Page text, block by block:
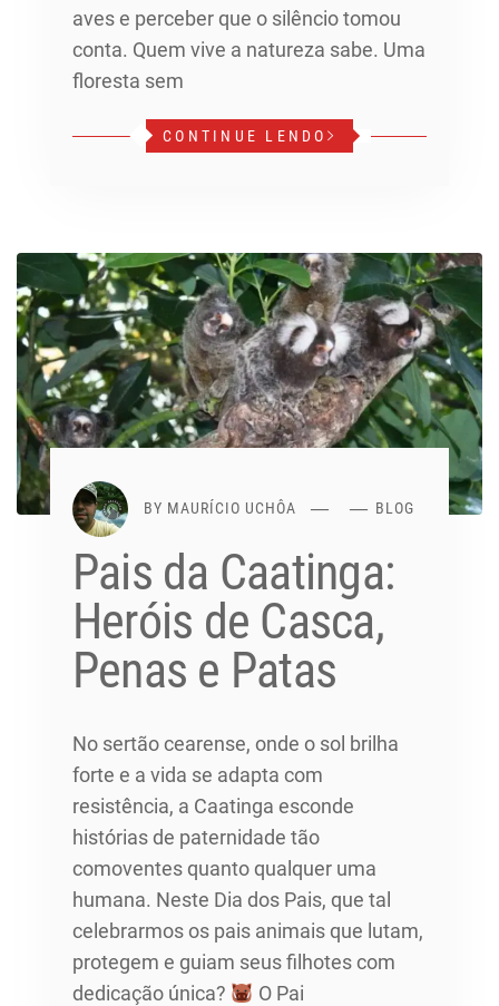
aves e perceber que o silêncio tomou
conta. Quem vive a natureza sabe. Uma
floresta sem
CONTINUE LENDO
BY MAURÍCIO UCHÔA BLOG
Pais da Caatinga:
Heróis de Casca,
Penas e Patas
No sertão cearense, onde o sol brilha
forte e a vida se adapta com
resistência, a Caatinga esconde
histórias de paternidade tão
comoventes quanto qualquer uma
humana. Neste Dia dos Pais, que tal
celebrarmos os pais animais que lutam,
protegem e guiam seus filhotes com
dedicação única?
O Pai